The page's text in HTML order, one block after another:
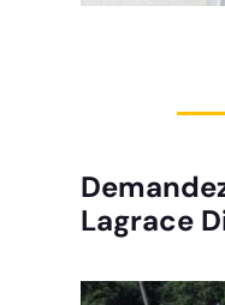
Lagrace